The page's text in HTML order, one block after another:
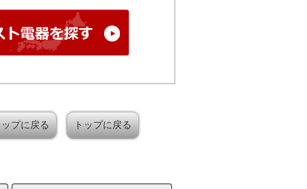
プに戻る トップに戻る